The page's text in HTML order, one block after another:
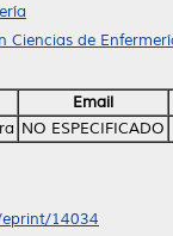
Ciencias de
Email
NO ESPECIFICADO
14034